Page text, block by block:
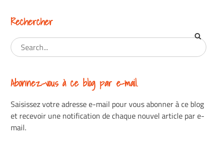
Rechercher
Abonnez-vous à ce blog par e-mail.
Saisissez votre adresse e-mail pour vous abonner à ce blog
et recevoir une notification de chaque nouvel article par e-
mail.